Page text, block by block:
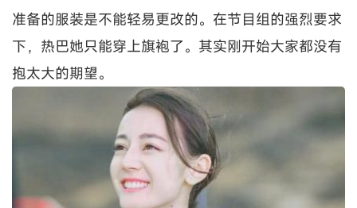
准备的服装是不能轻易更改的。在节目组的强烈要求
下，热巴她只能穿上旗袍了。其实刚开始大家都没有
抱太大的期望。